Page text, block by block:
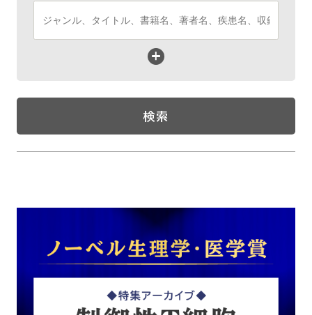
脳神経内科(神経内科)
糖尿病・内分
腎臓内科・泌尿器科
耳鼻咽喉科 感染症内科
心療内科
検索